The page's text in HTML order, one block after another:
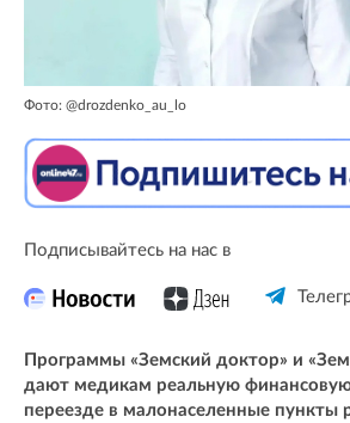
Фото: @drozdenko_au_lo
Подписывайтесь на нас в
Программы «Земский доктор» и
дают медикам реальную
переезде в малонаселенные пункты